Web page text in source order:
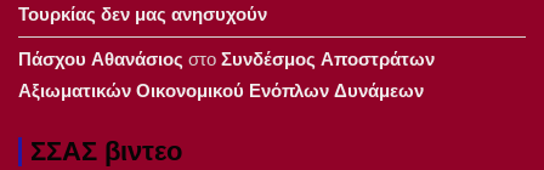
Τουρκίας δεν μας ανησυχούν
Πάσχου Αθανάσιος στοΣυνδέσμος Αποστράτων
Αξιωματικών Οικονομικού Ενόπλων Δυνάμεων
ΣΣΑΣ βιντεο